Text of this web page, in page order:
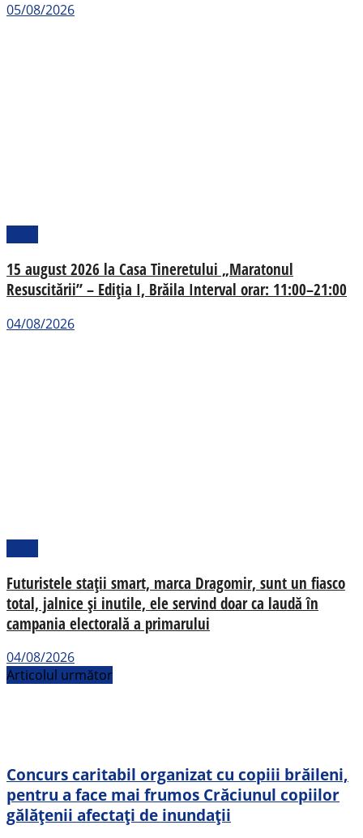
05/08/2026
15 august 2026 la Casa Tineretului „Maratonul
Resuscitării” – Ediția I, Brăila Interval orar: 11:00–21:00
04/08/2026
Futuristele stații smart, marca Dragomir, sunt un fiasco
total, jalnice și inutile, ele servind doar ca laudă în
campania electorală a primarului
04/08/2026
Articolul următor
Concurs caritabil organizat cu copiii brăileni,
pentru a face mai frumos Crăciunul copiilor
gălățenii afectați de inundații